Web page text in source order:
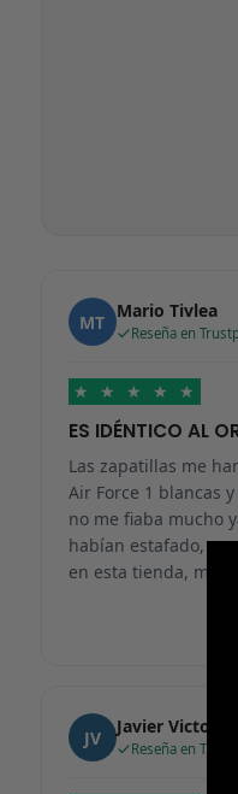
MT Mario Tivlea
Reseña en
★ ★ ★ ★ ★
ES IDÉNTICO AL
Las zapatillas me
Air Force 1 blancas
no me fiaba mucho
habían estafado,
en esta tienda,
JV Javier Victorio
Reseña en